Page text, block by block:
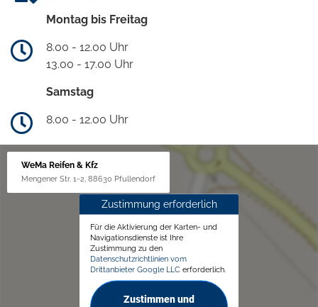
Montag bis Freitag
8.00 - 12.00 Uhr
13.00 - 17.00 Uhr
Samstag
8.00 - 12.00 Uhr
WeMa Reifen & Kfz
Mengener Str. 1-2, 88630 Pfullendorf
Zustimmung erforderlich
Für die Aktivierung der Karten- und
Navigationsdienste ist Ihre
Zustimmung zu den
Datenschutzrichtlinien vom
Drittanbieter Google LLC erforderlich.
Zustimmen und